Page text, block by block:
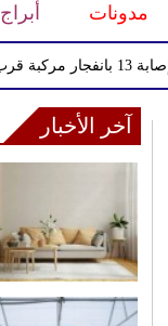
مدونات أبراج
آخر الأخبار